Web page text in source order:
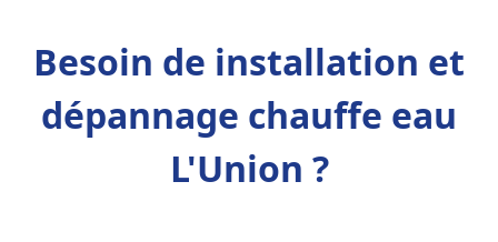
Besoin de installation et
dépannage chauffe eau
L'Union ?